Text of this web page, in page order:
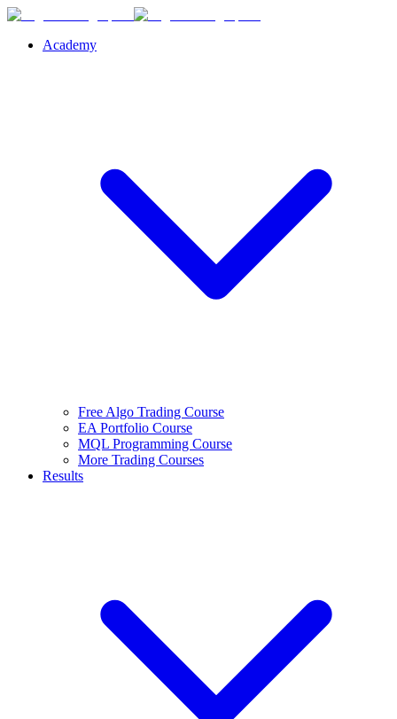
Academy
Free Algo Trading Course
EA Portfolio Course
MQL Programming Course
More Trading Courses
Results